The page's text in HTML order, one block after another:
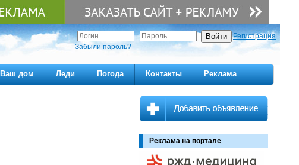
Регистрация
Забыли пароль?
Ваш дом Леди Погода Контакты Реклама
Реклама на портале